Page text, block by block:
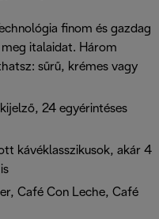
finom és gazdag
italaidat. Három
sűrű, krémes vagy
24 egyérintéses
kávéklasszikusok, akár 4
Café Con Leche, Café